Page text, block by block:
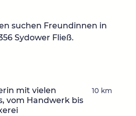
suchen Freundinnen in
Sydower Fließ.
mit vielen
vom Handwerk bis
10 km